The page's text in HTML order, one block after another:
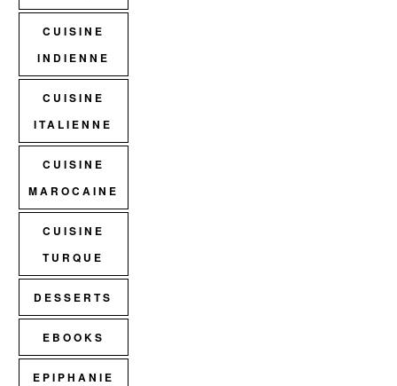
CUISINE
INDIENNE
CUISINE
ITALIENNE
CUISINE
MAROCAINE
CUISINE
TURQUE
DESSERTS
EBOOKS
EPIPHANIE